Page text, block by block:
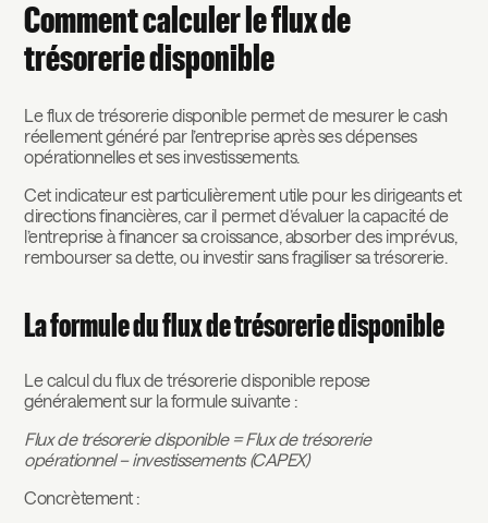
Comment calculer le flux de
trésorerie disponible
Le flux de trésorerie disponible permet de mesurer le cash
réellement généré par l’entreprise après ses dépenses
opérationnelles et ses investissements.
Cet indicateur est particulièrement utile pour les dirigeants et
directions financières, car il permet d’évaluer la capacité de
l’entreprise à financer sa croissance, absorber des imprévus,
rembourser sa dette, ou investir sans fragiliser sa trésorerie.
La formule du flux de trésorerie disponible
Le calcul du flux de trésorerie disponible repose
généralement sur la formule suivante :
Flux de trésorerie disponible = Flux de trésorerie
opérationnel – investissements (CAPEX)
Concrètement :